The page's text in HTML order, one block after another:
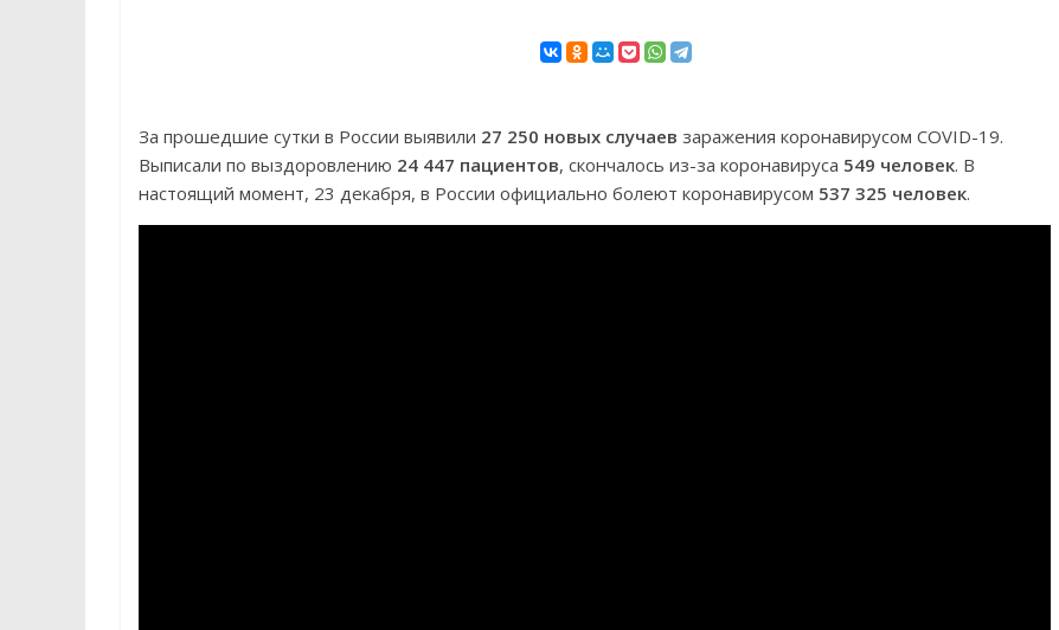
За прошедшие сутки в России выявили 27 250 новых случаев заражения коронавирусом COVID-19.
Выписали по выздоровлению 24 447 пациентов, скончалось из-за коронавируса 549 человек. В
настоящий момент, 23 декабря, в России официально болеют коронавирусом 537 325 человек.